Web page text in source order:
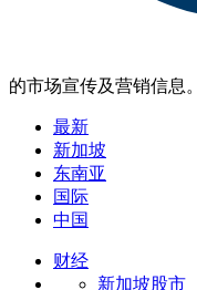
的市场宣传及营销信息。
最新
新加坡
东南亚
国际
中国
财经
新加坡股市